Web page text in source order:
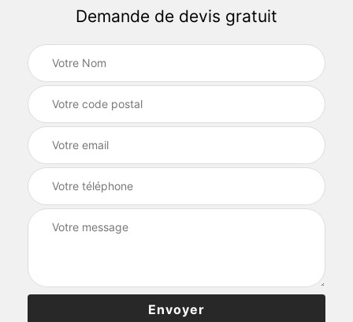
Demande de devis gratuit